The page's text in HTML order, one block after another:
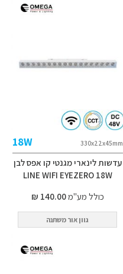
330x22x45mm
18W
עדשות לינארי מגנטי קו אפס לבן
LINE WIFI EYEZERO 18W
כולל מע"מ140.00 ₪
גוון אור משתנה